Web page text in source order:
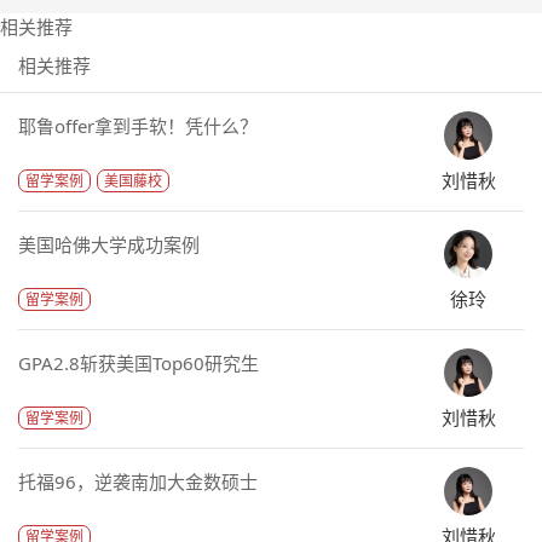
相关推荐
相关推荐
耶鲁offer拿到手软！凭什么？
留学案例 美国藤校 刘惜秋
美国哈佛大学成功案例
留学案例 徐玲
GPA2.8斩获美国Top60研究生
留学案例 刘惜秋
托福96，逆袭南加大金数硕士
留学案例 刘惜秋